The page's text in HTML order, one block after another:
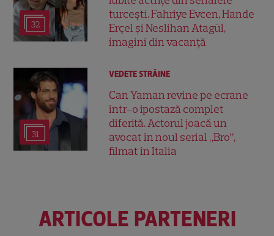
32
turcești. Fahriye Evcen, Hande
Erçel și Neslihan Atagül,
imagini din vacanță
31
VEDETE STRĂINE
Can Yaman revine pe ecrane
într-o ipostază complet
diferită. Actorul joacă un
avocat în noul serial „Bro”,
filmat în Italia
ARTICOLE PARTENERI